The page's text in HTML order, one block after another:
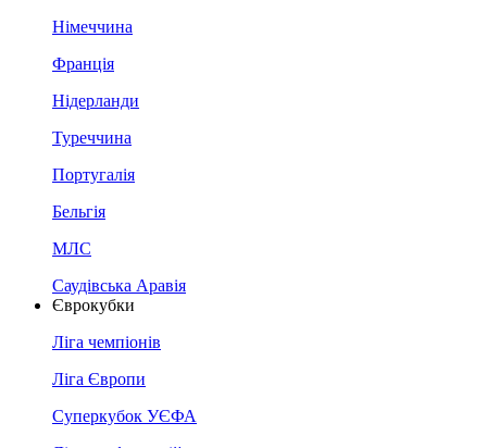
Німеччина
Франція
Нідерланди
Туреччина
Португалія
Бельгія
МЛС
Саудівська Аравія
Єврокубки
Ліга чемпіонів
Ліга Європи
Суперкубок УЄФА